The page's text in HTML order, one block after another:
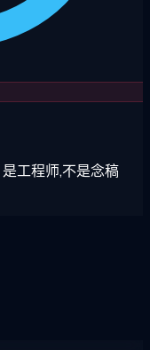
工程师,不是念稿